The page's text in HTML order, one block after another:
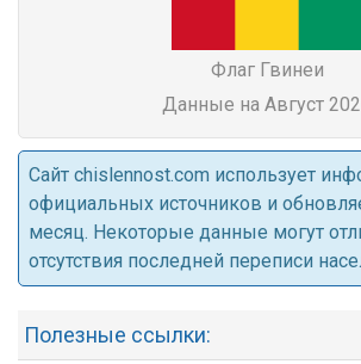
Флаг Гвинеи
Данные на Август
Cайт chislennost.com использует
официальных источников и
месяц. Некоторые данные могут
отсутствия последней переписи
Полезные ссылки: